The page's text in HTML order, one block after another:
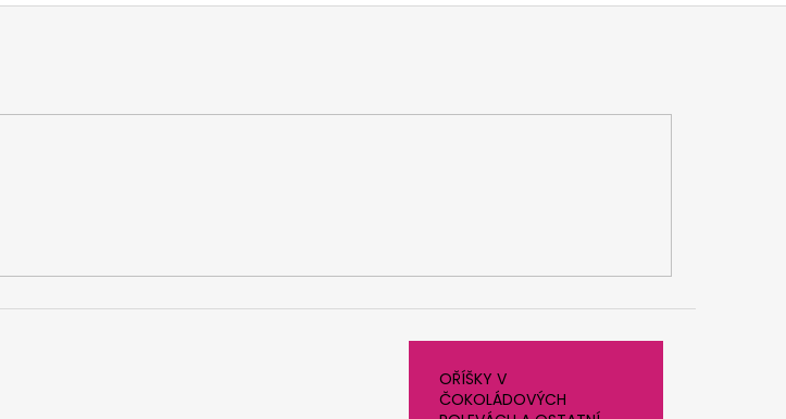
OŘÍŠKY V
ČOKOLÁDOVÝCH